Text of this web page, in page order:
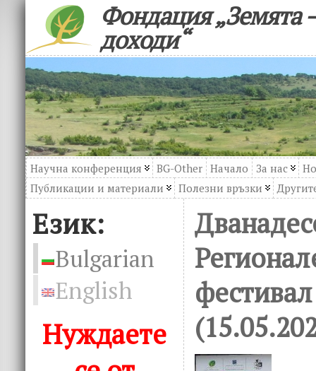
Фондация „Земята
доходи“
Научна конференция BG-Other Начало За нас
Публикации и материали
Полезни връзки
Език:
Bulgarian
English
Нуждаете